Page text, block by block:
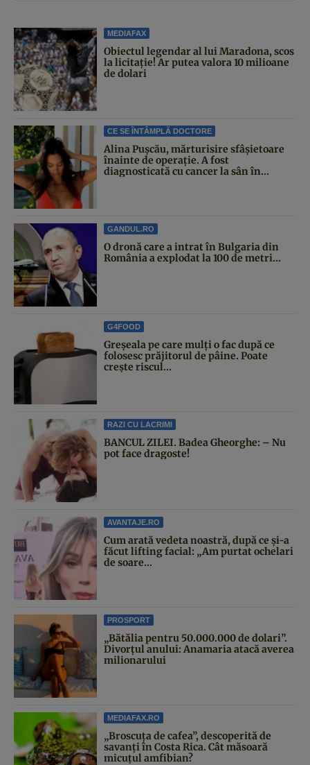
MEDIAFAX
Obiectul legendar al lui Maradona, scos
la licitație! Ar putea valora 10 milioane
de dolari
CE SE ÎNTÂMPLĂ DOCTORE
Alina Pușcău, mărturisire sfâșietoare
înainte de operație. A fost
diagnosticată cu cancer la sân în...
GANDUL.RO
O dronă care a intrat în Bulgaria din
România a explodat la 100 de metri...
G4FOOD
Greșeala pe care mulți o fac după ce
folosesc prăjitorul de pâine. Poate
crește riscul...
RAZI CU LACRIMI
BANCUL ZILEI. Badea Gheorghe: – Nu
pot face dragoste!
AVANTAJE.RO
Cum arată vedeta noastră, după ce și-a
făcut lifting facial: „Am purtat ochelari
de soare...
PROSPORT
„Bătălia pentru 50.000.000 de dolari”.
Divorțul anului: Anamaria atacă averea
milionarului
MEDIAFAX.RO
„Broscuța de cafea”, descoperită de
savanți în Costa Rica. Cât măsoară
micuțul amfibian?